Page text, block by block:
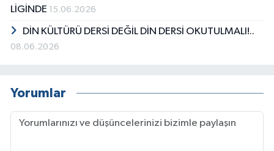
LİGİNDE 15.06.2026
DİN KÜLTÜRÜ DERSİ DEĞİL DİN DERSİ OKUTULMALI!..
08.06.2026
Yorumlar